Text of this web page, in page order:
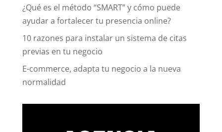
¿Qué es el método “SMART” y cómo puede
ayudar a fortalecer tu presencia online?
10 razones para instalar un sistema de citas
previas en tu negocio
E-commerce, adapta tu negocio a la nueva
normalidad